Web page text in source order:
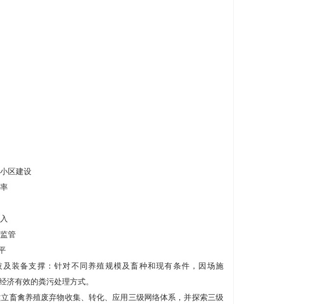
区建设
管
备支撑：针对不同养殖规模及畜种和现有条件，因场施
济有效的粪污处理方式。
禽养殖废弃物收集、转化、应用三级网络体系，并探索三级